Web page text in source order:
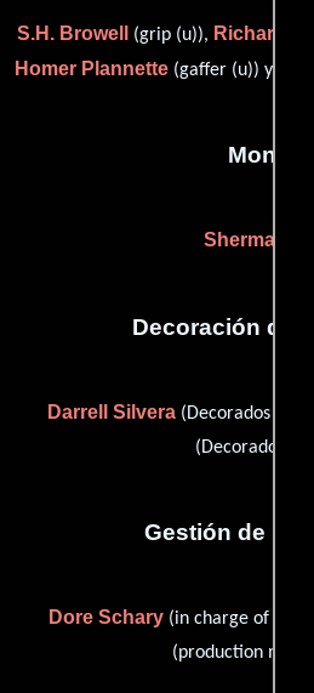
S.H. Browell (grip (u)), Richard
Homer Plannette(gaffer (u)) y
Montaje
Sherman
Decoración de
Darrell Silvera(Decorados del
(Decorados del
Gestión de
Dore Schary(in charge of
(production